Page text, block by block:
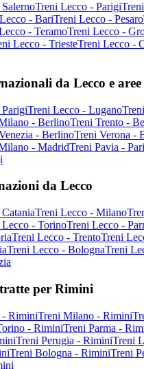
Treni Lecco - Parigi
- BariTreni Lecco - Pesaro
- TeramoTreni Lecco -
Lecco - TriesteTreni Lecco -
da Lecco e
Treni Lecco - Lugano
- BerlinoTreni Trento -
- BerlinoTreni Verona -
- MadridTreni Pavia -
da Lecco
Treni Lecco - Milano
Lecco - TorinoTreni Lecco -
Treni Lecco - TrentoTreni
Treni Lecco - BolognaTreni
per Rimini
- RiminiTreni Milano - Rimini
- RiminiTreni Parma -
Treni Perugia - RiminiTreni
Treni Bologna - RiminiTreni